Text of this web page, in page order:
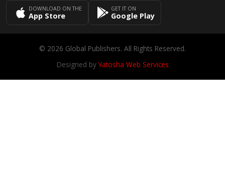
DOWNLOAD ON THE
App Store
GET IT ON
Google Play
© 2026 Global Publishers. All Rights Reserved.
Designed byYatosha Web Services